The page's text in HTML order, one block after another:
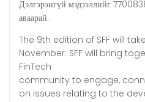
Дэлгэрэнгүй мэдээллийг
аваарай.
The 9th edition of SFF will
November. SFF will bring
FinTech
community to engage,
on issues relating to the